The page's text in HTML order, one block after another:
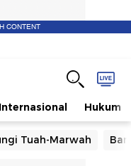
CONTENT
Internasional Hukum
Tuah-Marwah